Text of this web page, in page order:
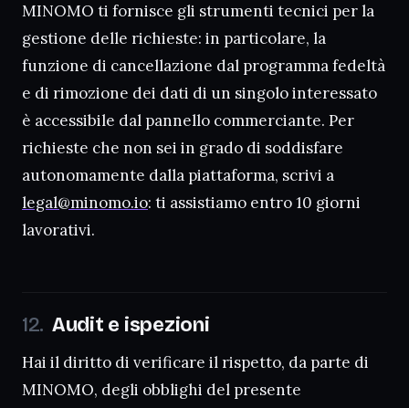
MINOMO ti fornisce gli strumenti tecnici per la
gestione delle richieste: in particolare, la
funzione di cancellazione dal programma fedeltà
e di rimozione dei dati di un singolo interessato
è accessibile dal pannello commerciante. Per
richieste che non sei in grado di soddisfare
autonomamente dalla piattaforma, scrivi a
legal@minomo.io: ti assistiamo entro 10 giorni
lavorativi.
Audit e ispezioni
Hai il diritto di verificare il rispetto, da parte di
MINOMO, degli obblighi del presente